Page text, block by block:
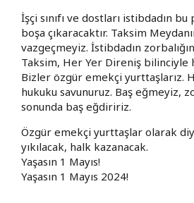
İşçi sınıfı ve dostları istibdadın
boşa çıkaracaktır. Taksim
vazgeçmeyiz. İstibdadın
Taksim, Her Yer Direniş bilinciyle
Bizler özgür emekçi yurttaşlarız.
hukuku savunuruz. Baş eğmeyiz,
sonunda baş eğdiririz.
Özgür emekçi yurttaşlar olarak
yıkılacak, halk kazanacak.
Yaşasın 1 Mayıs!
Yaşasın 1 Mayıs 2024!